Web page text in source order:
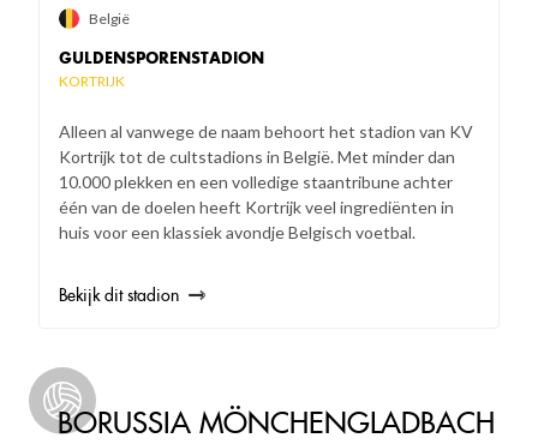
GULDENSPORENSTADION
KORTRIJK
Alleen al vanwege de naam behoort het stadion van KV
Kortrijk tot de cultstadions in België. Met minder dan
10.000 plekken en een volledige staantribune achter
één van de doelen heeft Kortrijk veel ingrediënten in
huis voor een klassiek avondje Belgisch voetbal.
België
Bekijk dit stadion
BORUSSIA MÖNCHENGLADBACH